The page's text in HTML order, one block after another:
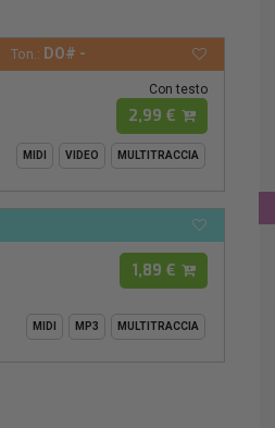
Ton.: DO# -
Con testo
2,99 €
MIDI VIDEO MULTITRACCIA
1,89 €
MIDI MP3 MULTITRACCIA